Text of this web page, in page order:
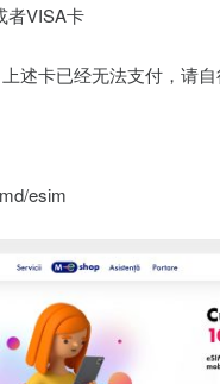
者VISA卡
述卡已经无法支付，请
esim